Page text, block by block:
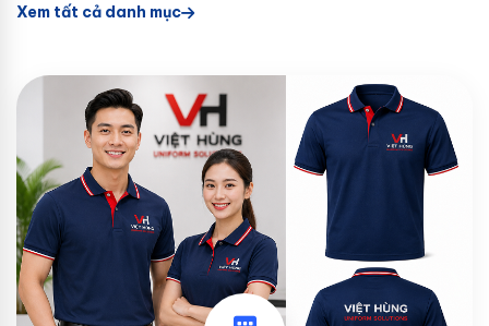
Xem tất cả danh mục